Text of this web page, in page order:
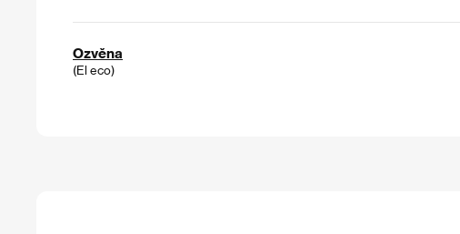
Ozvěna
(El eco)